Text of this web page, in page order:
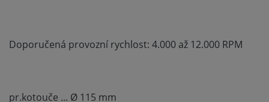
Doporučená provozní rychlost: 4.000 až 12.000 RPM
pr.kotouče ... Ø 115 mm